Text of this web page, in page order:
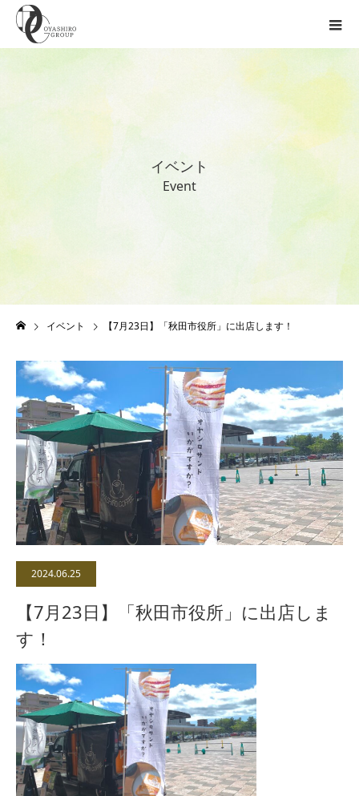
イベン ト
Event
イベント 【7月23日】「秋田市役所」に出店します！
2024.06.25
【7月23日】「秋田市役所」に出店しま
す！